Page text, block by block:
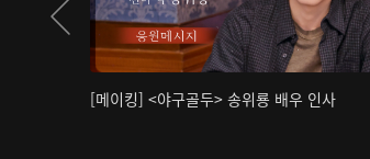
[메이킹] <야구골두> 송위룡 배우 인사